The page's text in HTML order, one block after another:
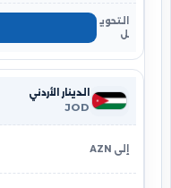
الدينار الأردني
JOD